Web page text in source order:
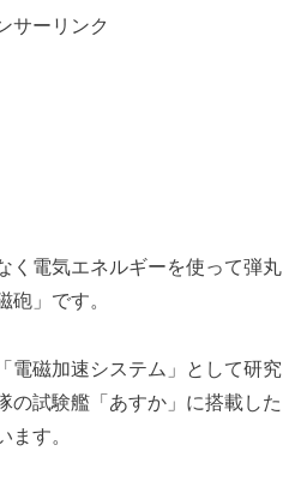
サーリンク
く電気エネルギーを使って弾丸
砲」です。
電磁加速システム」として研究
の試験艦「あすか」に搭載した
ます。